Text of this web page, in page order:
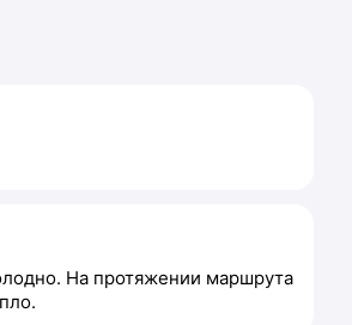
На протяжении маршрута